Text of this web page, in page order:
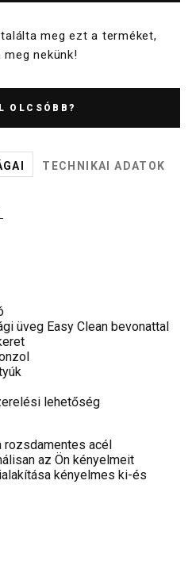
meg ezt a terméket,
nekünk!
OLCSÓBB?
TECHNIKAI ADATOK
üveg Easy Clean bevonattal
lehetőség
rozsdamentes acél
az Ön kényelmeit
kényelmes ki-és